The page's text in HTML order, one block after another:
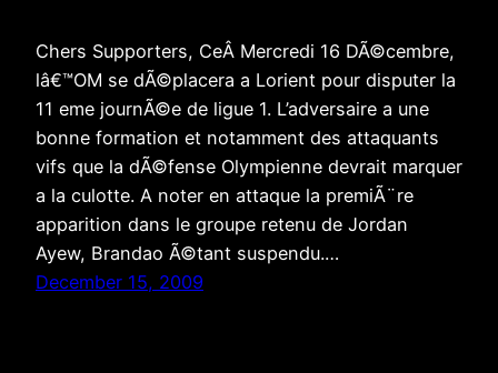
Chers Supporters, CeÂ Mercredi 16 DÃ©cembre,
lâ€™OM se dÃ©placera a Lorient pour disputer la
11 eme journÃ©e de ligue 1. L’adversaire a une
bonne formation et notamment des attaquants
vifs que la dÃ©fense Olympienne devrait marquer
a la culotte. A noter en attaque la premiÃ¨re
apparition dans le groupe retenu de Jordan
Ayew, Brandao Ã©tant suspendu.…
December 15, 2009